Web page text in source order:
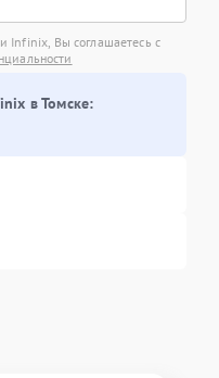
Infinix, Вы соглашаетесь с
в Томске: